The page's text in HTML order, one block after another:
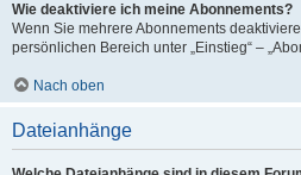
Wie deaktiviere ich meine Abonnements?
Wenn Sie mehrere Abonnements
persönlichen Bereich unter „Einstieg“ –
Nach oben
Dateianhänge